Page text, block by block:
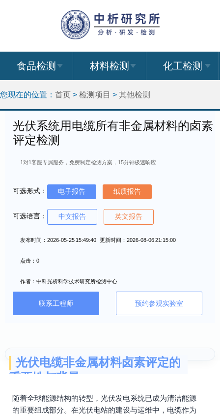
食品检测 材料检测 化工检测
您现在的位置： 首页 > 检测项目 > 其他检测
光伏系统用电缆所有非金属材料的卤素
评定检测
1对1客服专属服务，免费制定检测方案，15分钟极速响应
可选形式： 电子报告 纸质报告
可选语言： 中文报告 英文报告
发布时间：2026-05-25 15:49:40 更新时间：2026-08-06 21:15:00
点击：0
作者：中科光析科学技术研究所检测中心
联系工程师 预约参观实验室
光伏电缆非金属材料卤素评定的
重要性与背景
随着全球能源结构的转型，光伏发电系统已成为清洁能源
的重要组成部分。在光伏电站的建设与运维中，电缆作为